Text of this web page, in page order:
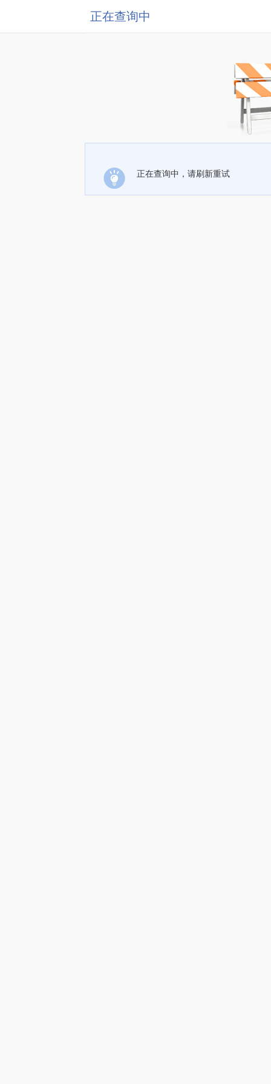
正在查询中
正在查询中，请刷新重试